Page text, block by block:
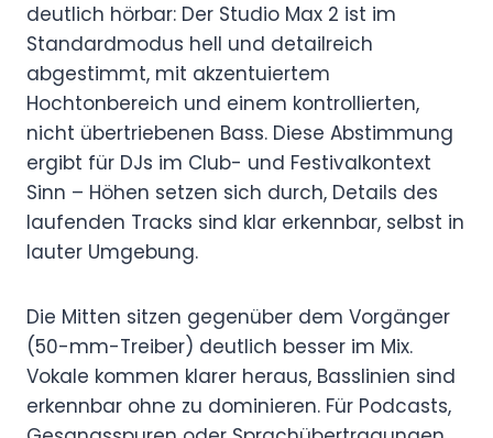
deutlich hörbar: Der Studio Max 2 ist im
Standardmodus hell und detailreich
abgestimmt, mit akzentuiertem
Hochtonbereich und einem kontrollierten,
nicht übertriebenen Bass. Diese Abstimmung
ergibt für DJs im Club- und Festivalkontext
Sinn – Höhen setzen sich durch, Details des
laufenden Tracks sind klar erkennbar, selbst in
lauter Umgebung.
Die Mitten sitzen gegenüber dem Vorgänger
(50-mm-Treiber) deutlich besser im Mix.
Vokale kommen klarer heraus, Basslinien sind
erkennbar ohne zu dominieren. Für Podcasts,